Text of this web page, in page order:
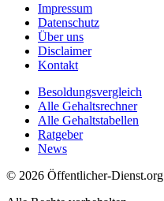
Impressum
Datenschutz
Über uns
Disclaimer
Kontakt
Besoldungsvergleich
Alle Gehaltsrechner
Alle Gehaltstabellen
Ratgeber
News
© 2026 Öffentlicher-Dienst.org